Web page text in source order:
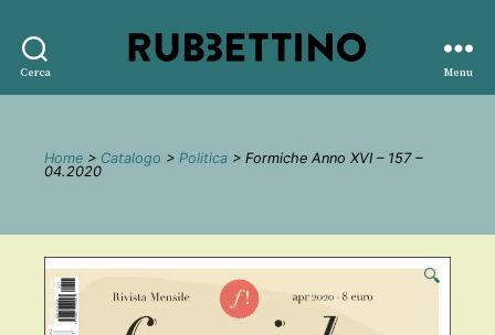
Cerca
editore
Menu
Home > Catalogo > Politica > Formiche Anno XVI – 157 –
04.2020
🔍